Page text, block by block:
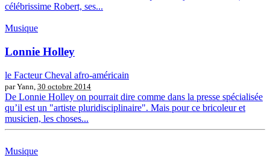
célébrissime Robert, ses...
Musique
Lonnie Holley
le Facteur Cheval afro-américain
par Yann, 30 octobre 2014
De Lonnie Holley on pourrait dire comme dans la presse spécialisée
qu’il est un "artiste pluridisciplinaire". Mais pour ce bricoleur et
musicien, les choses...
Musique